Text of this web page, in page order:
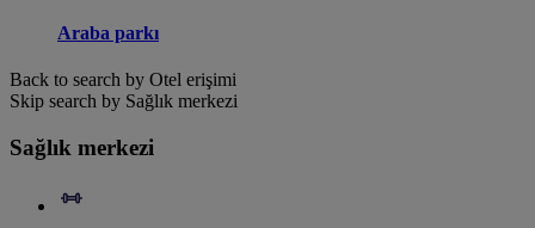
Araba parkı
Back to search by Otel erişimi
Skip search by Sağlık merkezi
Sağlık merkezi